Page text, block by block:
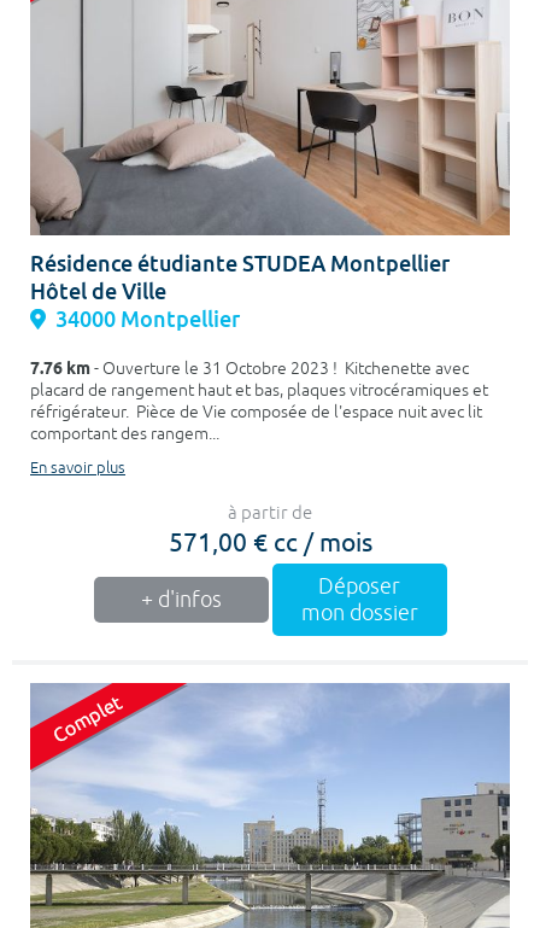
Résidence étudiante STUDEA Montpellier
Hôtel de Ville
34000 Montpellier
7.76 km- Ouverture le 31 Octobre 2023 ! Kitchenette avec
placard de rangement haut et bas, plaques vitrocéramiques et
réfrigérateur. Pièce de Vie composée de l'espace nuit avec lit
comportant des rangem...
En savoir plus
à partir de
571,00 € cc / mois
+ d'infos
Déposer
mon dossier